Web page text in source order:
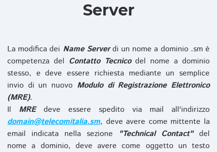
Server
La modifica dei Name Serverdi un nome a dominio .sm è
competenza del Contatto Tecnicodel nome a dominio
stesso, e deve essere richiesta mediante un semplice
invio di un nuovo Modulo di Registrazione Elettronico
(MRE).
Il MREdeve essere spedito via mail all'indirizzo
domain@telecomitalia.sm, deve avere come mittente la
email indicata nella sezione
"Technical Contact"del
nome a dominio, deve avere come oggetto un testo